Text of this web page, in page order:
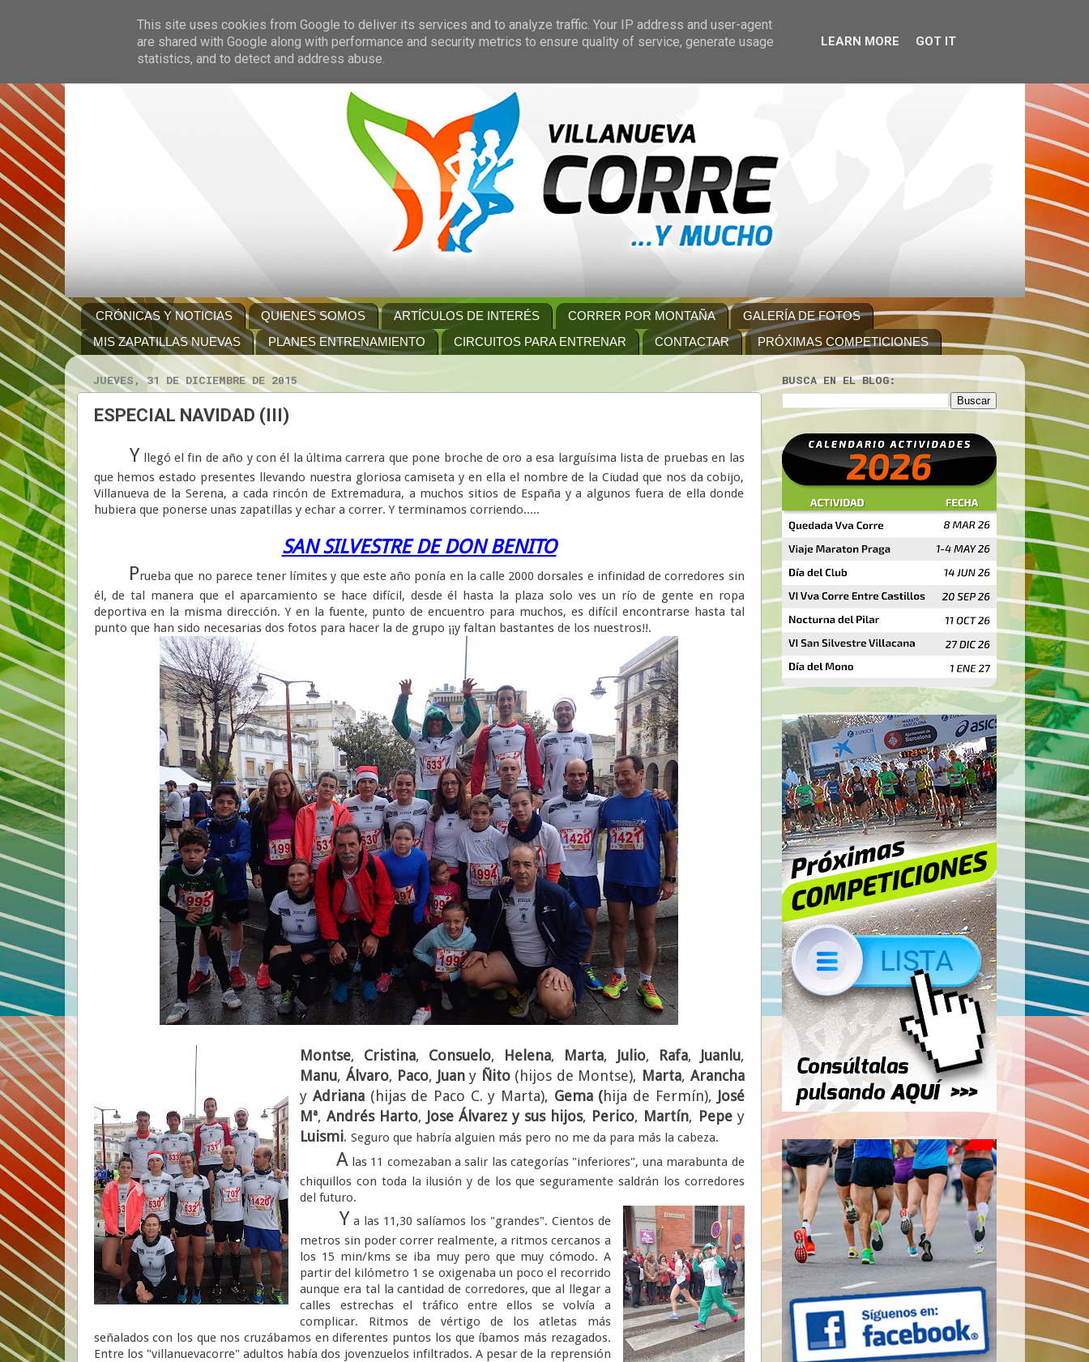
CRÓNICAS Y NOTICIAS QUIENES SOMOS ARTÍCULOS DE INTERÉS CORRER POR MONTAÑA
GALERÍA DE FOTOS
MIS ZAPATILLAS NUEVAS
PLANES ENTRENAMIENTO CIRCUITOS PARA ENTRENAR CONTACTAR PRÓXIMAS COMPETICIONES
JUEVES, 31 DE DICIEMBRE DE 2015
ESPECIAL NAVIDAD (III)
Y llegó el fin de año y con él la última carrera que pone broche de oro a esa larguísima lista de pruebas en las
que hemos estado presentes llevando nuestra gloriosa camiseta y en ella el nombre de la Ciudad que nos da cobijo,
Villanueva de la Serena, a cada rincón de Extremadura, a muchos sitios de España y a algunos fuera de ella donde
hubiera que ponerse unas zapatillas y echar a correr. Y terminamos corriendo.....
SAN SILVESTRE DE DON BENITO
Prueba que no parece tener límites y que este año ponía en la calle 2000 dorsales e infinidad de corredores sin
él, de tal manera que el aparcamiento se hace difícil, desde él hasta la plaza solo ves un río de gente en ropa
deportiva en la misma dirección. Y en la fuente, punto de encuentro para muchos, es difícil encontrarse hasta tal
punto que han sido necesarias dos fotos para hacer la de grupo ¡¡y faltan bastantes de los nuestros!!.
Montse, Cristina, Consuelo, Helena, Marta, Julio, Rafa, Juanlu,
Manu, Álvaro, Paco, Juany Ñito(hijos de Montse), Marta, Arancha
yAdriana (hijas de Paco C. y Marta), Gema (hija de Fermín), José
Mª,Andrés Harto, Jose Álvarez y sus hijos, Perico, Martín, Pepey
Luismi.Seguro que habría alguien más pero no me da para más la cabeza.
A las 11 comezaban a salir las categorías "inferiores", una marabunta de
chiquillos con toda la ilusión y de los que seguramente saldrán los corredores
del futuro.
Y a las 11,30 salíamos los "grandes". Cientos de
metros sin poder correr realmente, a ritmos cercanos a
los 15 min/kms se iba muy pero que muy cómodo. A
partir del kilómetro 1 se oxigenaba un poco el recorrido
aunque era tal la cantidad de corredores, que al llegar a
calles estrechas el tráfico entre ellos se volvía a
complicar. Ritmos de vértigo de los atletas más
señalados con los que nos cruzábamos en diferentes puntos los que íbamos más rezagados.
Entre los "villanuevacorre" adultos había dos jovenzuelos infiltrados. A pesar de la reprensión
BUSCA EN EL BLOG:
This site uses cookies from Google to deliver its services and to analyze traffic. Your IP address and user-agent
are shared with Google along with performance and security metrics to ensure quality of service, generate usage
statistics, and to detect and address abuse.
LEARN MORE GOT IT